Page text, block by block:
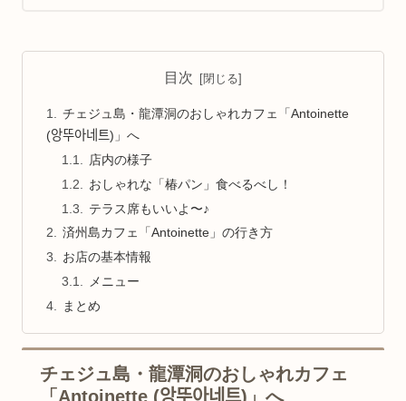
目次
チェジュ島・龍潭洞のおしゃれカフェ「Antoinette
(앙뚜아네트)」へ
店内の様子
おしゃれな「椿パン」食べるべし！
テラス席もいいよ〜♪
済州島カフェ「Antoinette」の行き方
お店の基本情報
メニュー
まとめ
チェジュ島・龍潭洞のおしゃれカフェ
「Antoinette (앙뚜아네트)」へ